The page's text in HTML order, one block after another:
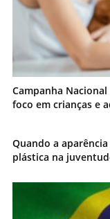
Campanha
foco em crianças e
Quando a
plástica na